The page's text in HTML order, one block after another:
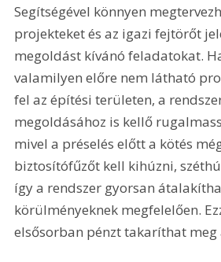
Segítségével könnyen
projekteket és az igazi fejtörőt
megoldást kívánó feladatokat.
valamilyen előre nem látható
fel az építési területen, a
megoldásához is kellő
mivel a préselés előtt a kötés
biztosítófűzőt kell kihúzni,
így a rendszer gyorsan
körülményeknek megfelelően.
elsősorban pénzt takaríthat meg